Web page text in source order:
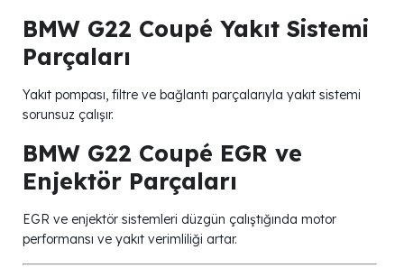
BMW G22 Coupé Yakıt Sistemi
Parçaları
Yakıt pompası, filtre ve bağlantı parçalarıyla yakıt sistemi
sorunsuz çalışır.
BMW G22 Coupé EGR ve
Enjektör Parçaları
EGR ve enjektör sistemleri düzgün çalıştığında motor
performansı ve yakıt verimliliği artar.